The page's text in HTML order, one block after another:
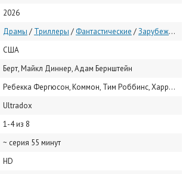
2026
Драмы / Триллеры /Фантастические /Зарубежные сериалы
США
Берт, Майкл Диннер, Адам Бернштейн
Ребекка Фергюсон, Коммон, Тим Роббинс, Харриет Уолтер, Чиназа Уче, Ави Наш, Ремми Милнер, Билли Постлетуэйт, Шэйн МакРей, Рик Гомес
Ultradox
1-4 из 8
~ серия 55 минут
HD